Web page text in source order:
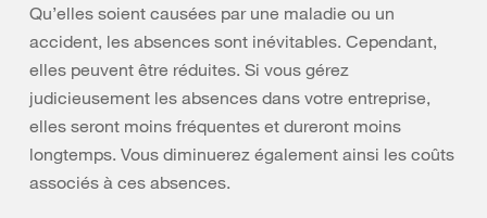
Qu’elles soient causées par une maladie ou un
accident, les absences sont inévitables. Cependant,
elles peuvent être réduites. Si vous gérez
judicieusement les absences dans votre entreprise,
elles seront moins fréquentes et dureront moins
longtemps. Vous diminuerez également ainsi les coûts
associés à ces absences.